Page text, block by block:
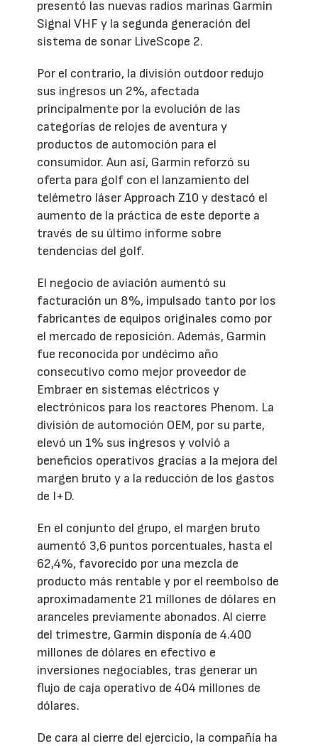
presentó las nuevas radios marinas Garmin
Signal VHF y la segunda generación del
sistema de sonar LiveScope 2.
Por el contrario, la división outdoor redujo
sus ingresos un 2%, afectada
principalmente por la evolución de las
categorías de relojes de aventura y
productos de automoción para el
consumidor. Aun así, Garmin reforzó su
oferta para golf con el lanzamiento del
telémetro láser Approach Z10 y destacó el
aumento de la práctica de este deporte a
través de su último informe sobre
tendencias del golf.
El negocio de aviación aumentó su
facturación un 8%, impulsado tanto por los
fabricantes de equipos originales como por
el mercado de reposición. Además, Garmin
fue reconocida por undécimo año
consecutivo como mejor proveedor de
Embraer en sistemas eléctricos y
electrónicos para los reactores Phenom. La
división de automoción OEM, por su parte,
elevó un 1% sus ingresos y volvió a
beneficios operativos gracias a la mejora del
margen bruto y a la reducción de los gastos
de I+D.
En el conjunto del grupo, el margen bruto
aumentó 3,6 puntos porcentuales, hasta el
62,4%, favorecido por una mezcla de
producto más rentable y por el reembolso de
aproximadamente 21 millones de dólares en
aranceles previamente abonados. Al cierre
del trimestre, Garmin disponía de 4.400
millones de dólares en efectivo e
inversiones negociables, tras generar un
flujo de caja operativo de 404 millones de
dólares.
De cara al cierre del ejercicio, la compañía ha